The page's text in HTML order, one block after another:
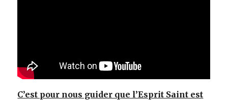
C’est pour nous guider que l’Esprit Saint est